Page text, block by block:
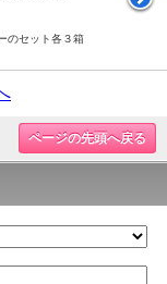
のセット各３箱
ページの先頭へ戻る